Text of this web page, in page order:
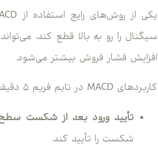
سیگنال را رو به بالا قطع کند،
افزایش فشار فروش بیشتر می‌شود.
کاربردهای MACD در تایم فریم ۵ دقیقه:
تأیید ورود بعد از شکست
شکست را تأیید کند.